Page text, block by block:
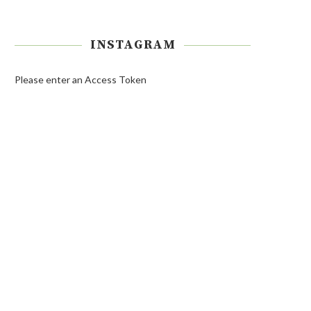
INSTAGRAM
Please enter an Access Token